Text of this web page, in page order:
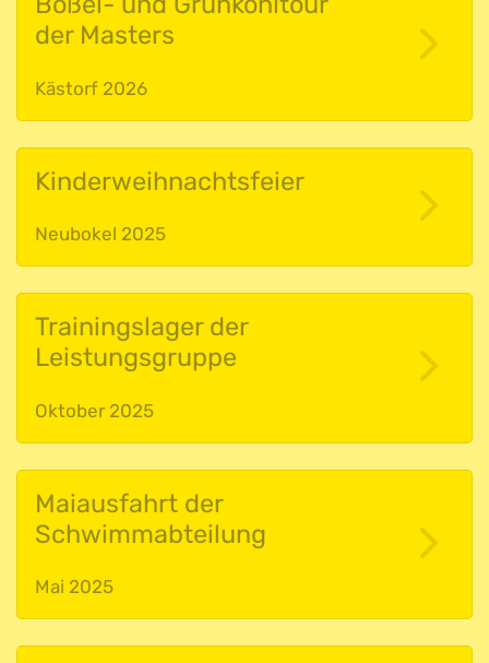
der Masters
Kästorf 2026
Kinderweihnachtsfeier
Neubokel 2025
Trainingslager der
Leistungsgruppe
Oktober 2025
Maiausfahrt der
Schwimmabteilung
Mai 2025